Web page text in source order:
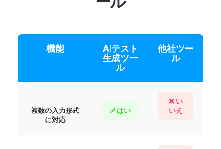
機能
AIテスト
生成ツー
ル
他社ツー
ル
複数の入力形式
に対応
✅ はい
❌ い
いえ